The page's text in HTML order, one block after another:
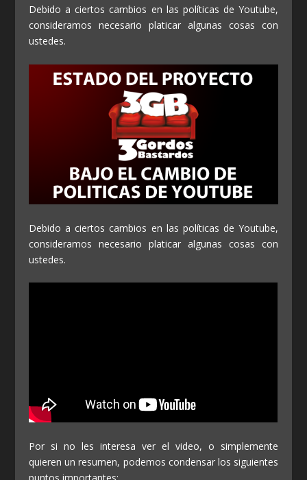
Debido a ciertos cambios en las políticas de Youtube,
consideramos necesario platicar algunas cosas con
ustedes.
Debido a ciertos cambios en las políticas de Youtube,
consideramos necesario platicar algunas cosas con
ustedes.
Por si no les interesa ver el video, o simplemente
quieren un resumen, podemos condensar los siguientes
puntos importantes: